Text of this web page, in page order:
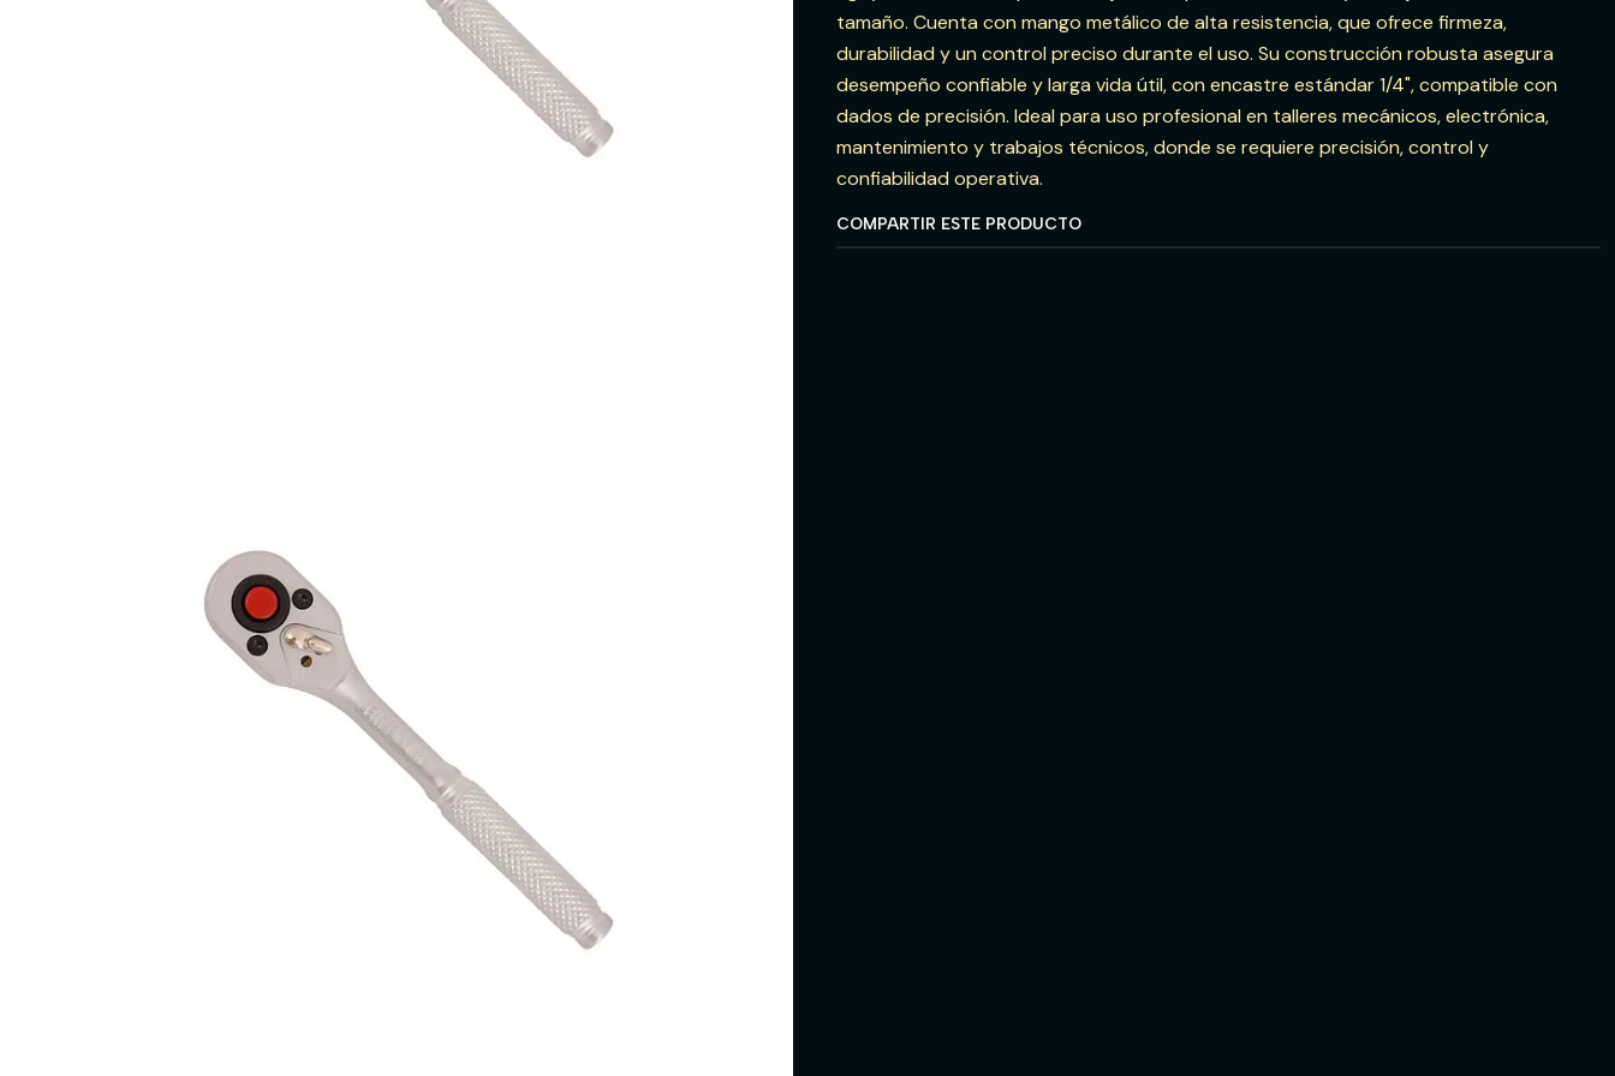
tamaño. Cuenta con mango metálico de alta resistencia, que ofrece firmeza,
durabilidad y un control preciso durante el uso. Su construcción robusta asegura
desempeño confiable y larga vida útil, con encastre estándar 1/4", compatible con
dados de precisión. Ideal para uso profesional en talleres mecánicos, electrónica,
mantenimiento y trabajos técnicos, donde se requiere precisión, control y
confiabilidad operativa.
COMPARTIR ESTE PRODUCTO